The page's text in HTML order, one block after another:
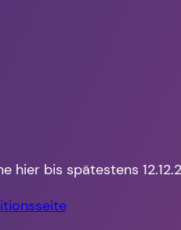
hier bis spätestens